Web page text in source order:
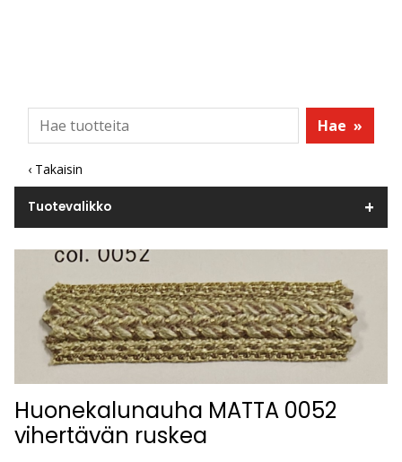
Hae »
‹ Takaisin
Tuotevalikko
Huonekalunauha MATTA 0052
vihertävän ruskea